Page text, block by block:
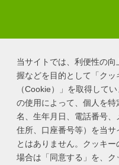
当サイトでは、利便性の
握などを目的として「クッ
（Cookie）」を取得して
の使用によって、個人を特
名、生年月日、電話番号、
住所、口座番号等）を当サ
とはありません。クッキー
場合は「同意する」を、ク